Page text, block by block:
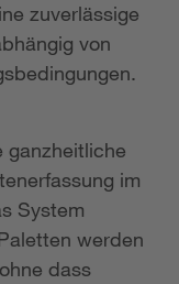
zuverlässige
von
ganzheitliche
im
System
werden
dass